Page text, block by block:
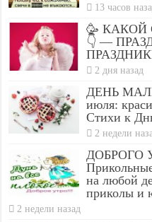
13 часов
🥳 КАКОЙ
👇 —
2 дня назад
ДЕНЬ
июля:
Стихи к
2 недели
ДОБРОГО
на любой
приколы и
2 недели назад